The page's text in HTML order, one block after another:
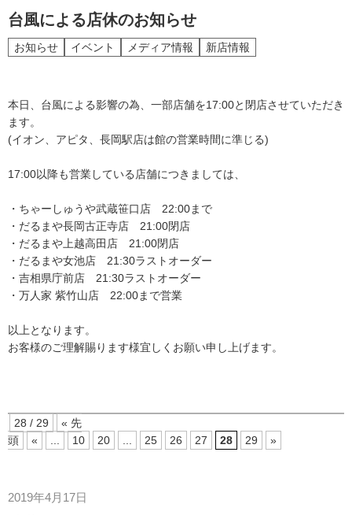
台風による店休のお知らせ
お知らせ イベント メディア情報 新店情報
本日、台風による影響の為、一部店舗を17:00と閉店させていただき
ます。
(イオン、アピタ、長岡駅店は館の営業時間に準じる)
17:00以降も営業している店舗につきましては、
・ちゃーしゅうや武蔵笹口店 22:00まで
・だるまや長岡古正寺店 21:00閉店
・だるまや上越高田店 21:00閉店
・だるまや女池店 21:30ラストオーダー
・吉相県庁前店 21:30ラストオーダー
・万人家 紫竹山店 22:00まで営業
以上となります。
お客様のご理解賜ります様宜しくお願い申し上げます。
28 / 29
« 先
頭
« 10 20 25 26 27 28 29 »
2019年4月17日